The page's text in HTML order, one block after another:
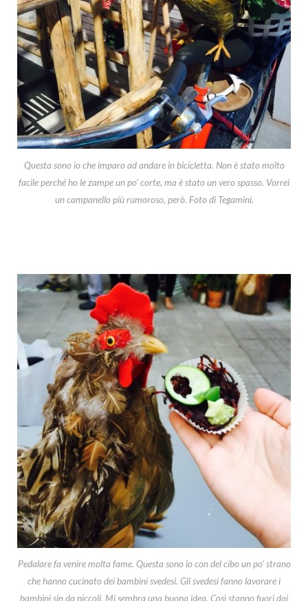
Questa sono io che imparo ad andare in bicicletta. Non è stato molto
facile perché ho le zampe un po’ corte, ma è stato un vero spasso. Vorrei
un campanello più rumoroso, però. Foto di Tegamini.
Pedalare fa venire molta fame. Questa sono io con del cibo un po’ strano
che hanno cucinato dei bambini svedesi. Gli svedesi fanno lavorare i
bambini sin da piccoli. Mi sembra una buona idea. Così stanno fuori dai